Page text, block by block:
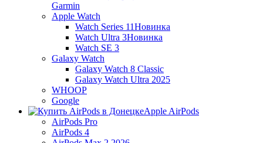
Garmin
Apple Watch
Watch Series 11Новинка
Watch Ultra 3Новинка
Watch SE 3
Galaxy Watch
Galaxy Watch 8 Classic
Galaxy Watch Ultra 2025
WHOOP
Google
Apple AirPods
AirPods Pro
AirPods 4